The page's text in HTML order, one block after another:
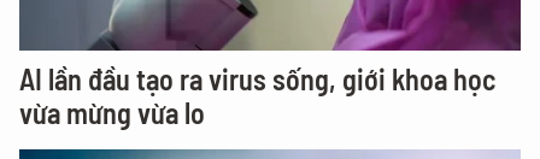
AI lần đầu tạo ra virus sống, giới khoa học
vừa mừng vừa lo